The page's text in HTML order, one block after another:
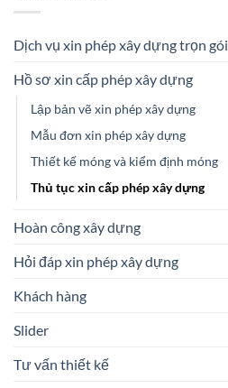
Dịch vụ xin phép xây dựng trọn gói
Hồ sơ xin cấp phép xây dựng
Lập bản vẽ xin phép xây dựng
Mẫu đơn xin phép xây dựng
Thiết kế móng và kiểm định móng
Thủ tục xin cấp phép xây dựng
Hoàn công xây dựng
Hỏi đáp xin phép xây dựng
Khách hàng
Slider
Tư vấn thiết kế